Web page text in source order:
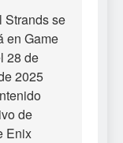
Strands se
en Game
28 de
2025
de
Enix